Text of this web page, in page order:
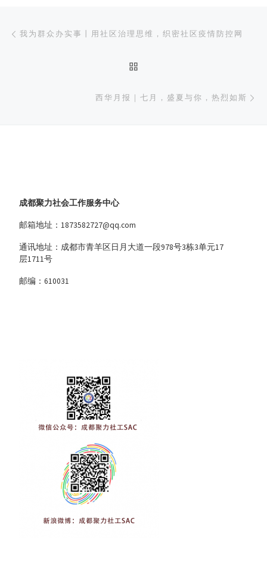
文章导航
我为群众办实事丨用社区治理思维，织密社区疫情防控网
西华月报｜七月，盛夏与你，热烈如斯
成都聚力社会工作服务中心
邮箱地址：1873582727@qq.com
通讯地址：成都市青羊区日月大道一段978号3栋3单元17
层1711号
邮编：610031